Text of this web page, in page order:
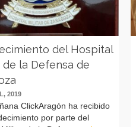
del Hospital
la Defensa de
2019
ClickAragón ha recibido
por parte del